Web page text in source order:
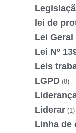
lei de
Lei
Lei Nº
Leis
LGPD (8)
Liderar (1)
Linha de